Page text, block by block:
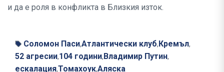
и да е роля в конфликта в Близкия изток.
Соломон Паси,Атлантически клуб, Кремъл,
52 агресии,104 години, Владимир Путин,
ескалация,Томахоук,Аляска